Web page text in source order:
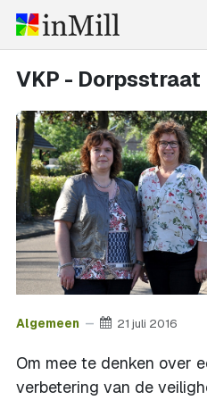
VKP -
Algemeen 21 juli 2016
Om mee te denken over
verbetering van de